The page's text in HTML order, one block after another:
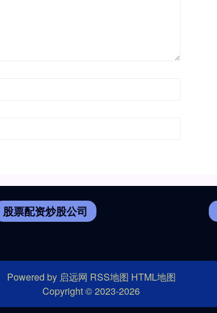
股票配资炒股公司
Powered by 启远网 RSS地图 HTML地图
Copyright© 2023-2026